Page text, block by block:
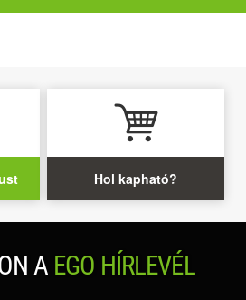
Hol kapható?
A EGO HÍRLEVÉL